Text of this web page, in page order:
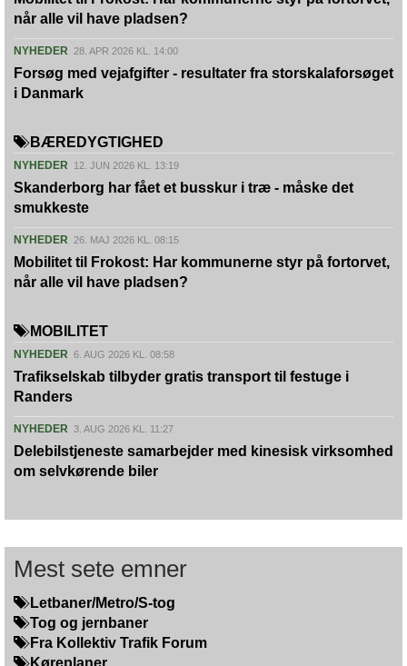
når alle vil have pladsen?
NYHEDER 28. APR 2026 KL. 14:00
Forsøg med vejafgifter - resultater fra storskalaforsøget
i Danmark
BÆREDYGTIGHED
NYHEDER 12. JUN 2026 KL. 13:19
Skanderborg har fået et busskur i træ - måske det
smukkeste
NYHEDER 26. MAJ 2026 KL. 08:15
Mobilitet til Frokost: Har kommunerne styr på fortorvet,
når alle vil have pladsen?
MOBILITET
NYHEDER 6. AUG 2026 KL. 08:58
Trafikselskab tilbyder gratis transport til festuge i
Randers
NYHEDER 3. AUG 2026 KL. 11:27
Delebilstjeneste samarbejder med kinesisk virksomhed
om selvkørende biler
Mest sete emner
Letbaner/Metro/S-tog
Tog og jernbaner
Fra Kollektiv Trafik Forum
Køreplaner